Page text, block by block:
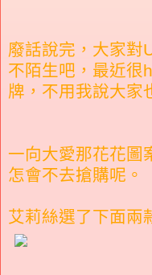
廢話說完，大家對
不陌生吧，最近很
牌，不用我說大家
一向大愛那花花圖
怎會不去搶購呢。
艾莉絲選了下面兩